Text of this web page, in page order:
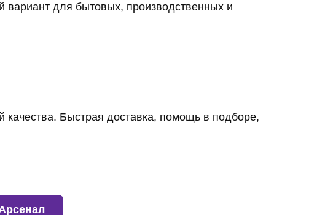
для бытовых, производственных и
качества. Быстрая доставка, помощь в подборе,